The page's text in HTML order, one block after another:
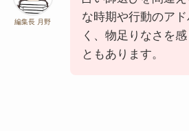
編集長 月野
な時期や行動のア
く、物足りなさを
ともあります。